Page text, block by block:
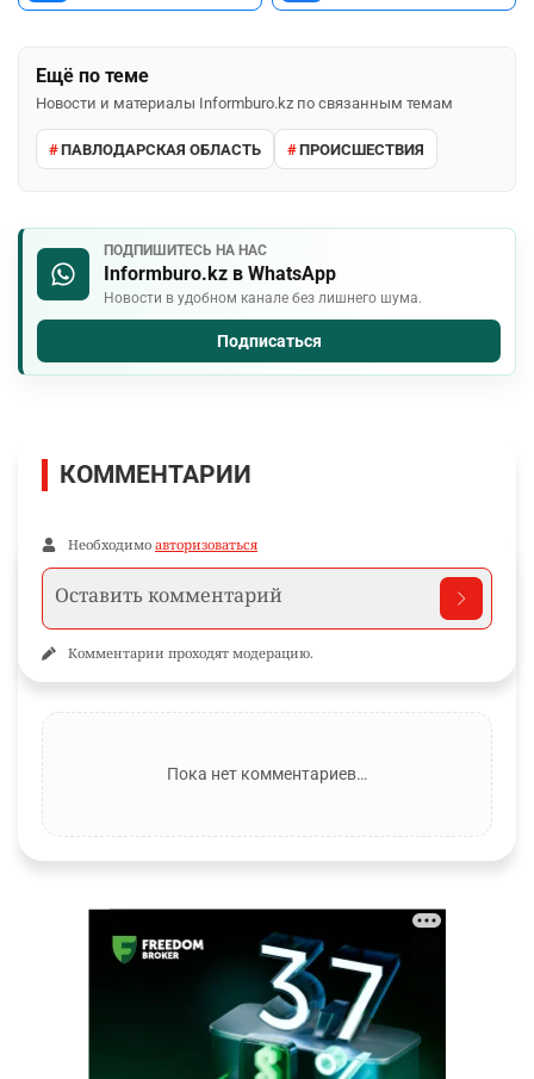
Ещё по теме
Новости и материалы Informburo.kz по связанным темам
ПАВЛОДАРСКАЯ ОБЛАСТЬ ПРОИСШЕСТВИЯ
ПОДПИШИТЕСЬ НА НАС
Informburo.kz в WhatsApp
Новости в удобном канале без лишнего шума.
Подписаться
КОММЕНТАРИИ
Необходимо авторизоваться
Комментарии проходят модерацию.
Пока нет комментариев…